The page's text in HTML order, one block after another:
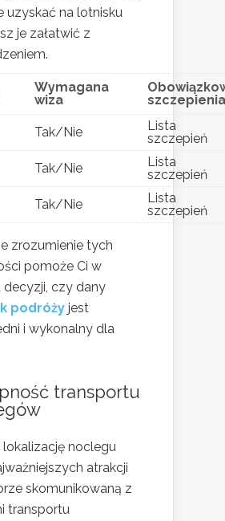
uzyskać na lotnisku
je załatwić z
Wymagana
wiza
szczepienia
Tak/Nie
Lista
szczepień
Tak/Nie
Lista
szczepień
Tak/Nie
Lista
szczepień
zrozumienie tych
pomoże Ci w
decyzji, czy dany
podróży jest
i wykonalny dla
transportu
noclegu
atrakcji
skomunikowaną z
transportu